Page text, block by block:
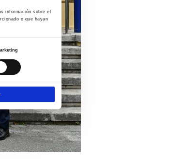
información sobre el
o que hayan